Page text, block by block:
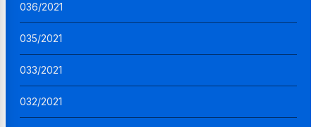
036/2021
035/2021
033/2021
032/2021